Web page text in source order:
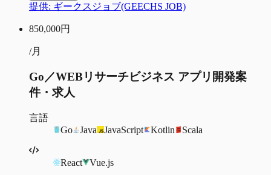
提供: ギークスジョブ(GEECHS JOB)
850,000円
/月
Go／WEBリサーチビジネス アプリ開発案
件・求人
言語
Go
Java JavaScript Kotlin Scala
React Vue.js